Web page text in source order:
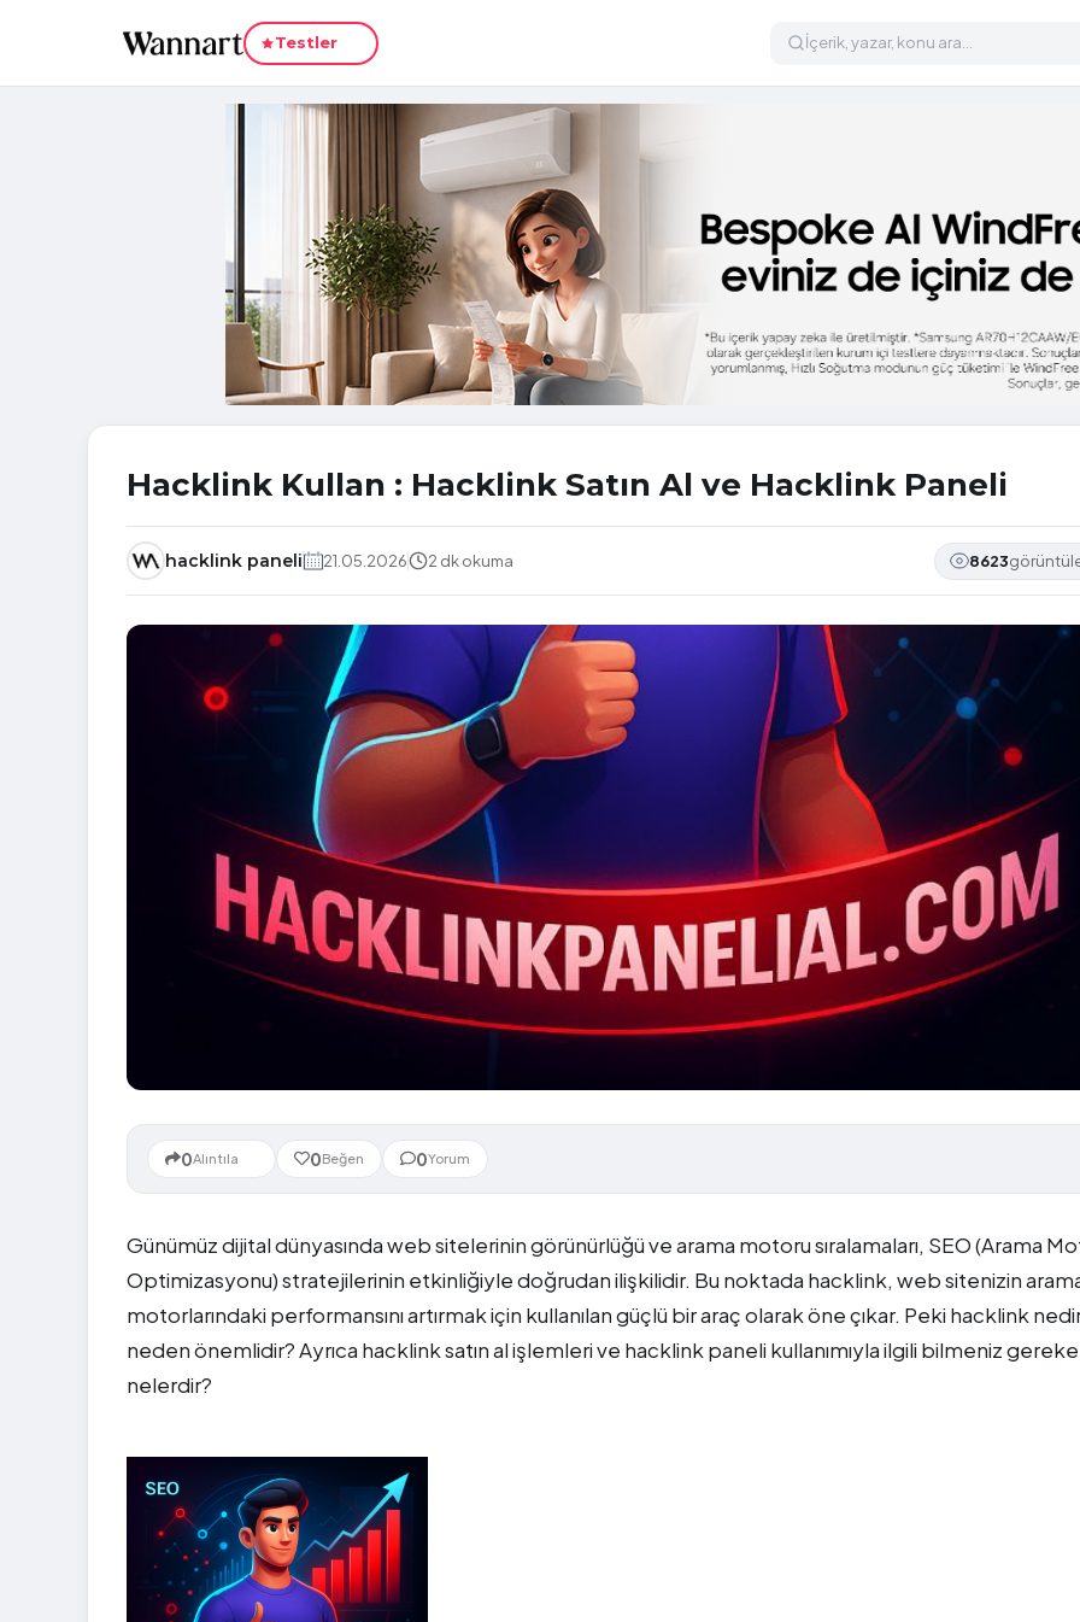
Testler
Hacklink Kullan : Hacklink Satın Al ve Hacklink Paneli
hacklink paneli 21.05.2026 2 dk okuma 8623
0Alıntıla 0Beğen 0Yorum
Günümüz dijital dünyasında web sitelerinin görünürlüğü ve arama motoru sıralamaları, SEO (Arama
Optimizasyonu) stratejilerinin etkinliğiyle doğrudan ilişkilidir. Bu noktada hacklink, web sitenizin
motorlarındaki performansını artırmak için kullanılan güçlü bir araç olarak öne çıkar. Peki hacklink
neden önemlidir? Ayrıca hacklink satın al işlemleri ve hacklink paneli kullanımıyla ilgili bilmeniz
nelerdir?